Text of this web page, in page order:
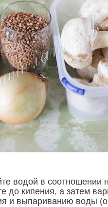
водой в соотношении
до кипения, а затем
и выпариванию воды